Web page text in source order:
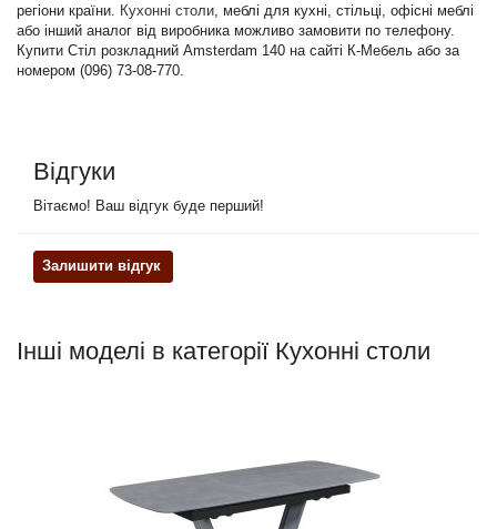
регіони країни. Кухонні столи, меблі для кухні, стільці, офісні меблі
або інший аналог від виробника можливо замовити по телефону.
Купити Стіл розкладний Amsterdam 140 на сайті К-Мебель або за
номером (096) 73-08-770.
Відгуки
Вітаємо! Ваш відгук буде перший!
Залишити відгук
Інші моделі в категорії Кухонні столи